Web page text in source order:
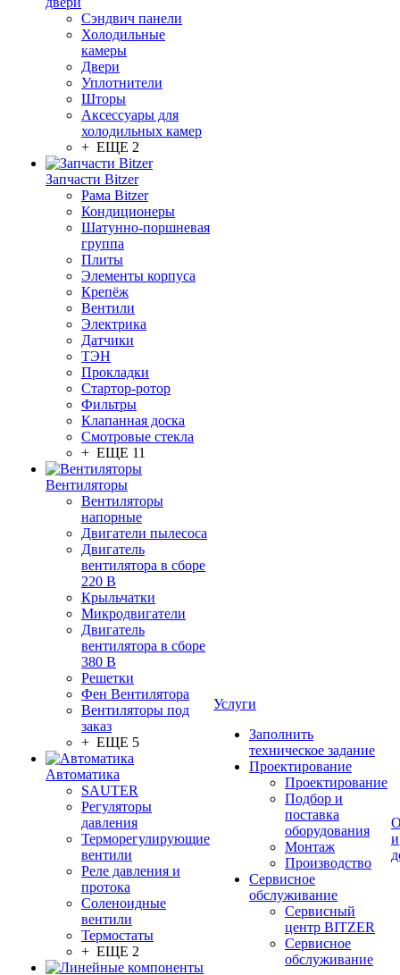
Сэндвич панели
Холодильные
камеры
Двери
Уплотнители
Шторы
Аксессуары для
холодильных камер
+ ЕЩЕ 2
Запчасти Bitzer
Рама Bitzer
Кондиционеры
Шатунно-поршневая
группа
Плиты
Элементы корпуса
Крепёж
Вентили
Электрика
Датчики
ТЭН
Прокладки
Стартор-ротор
Фильтры
Клапанная доска
Смотровые стекла
+ ЕЩЕ 11
Вентиляторы
Вентиляторы
напорные
Двигатели пылесоса
Двигатель
вентилятора в сборе
220 В
Крыльчатки
Микродвигатели
Двигатель
вентилятора в сборе
380 В
Решетки
Фен Вентилятора
Вентиляторы под
заказ
+ ЕЩЕ 5
Автоматика
SAUTER
Регуляторы
давления
Терморегулирующие
вентили
Реле давления и
протока
Соленоидные
вентили
Термостаты
+ ЕЩЕ 2
Услуги
Заполнить
техническое задание
Проектирование
Проектирование
Подбор и
поставка
оборудования
Монтаж
Производство
Сервисное
обслуживание
Сервисный
центр BITZER
Сервисное
обслуживание
и